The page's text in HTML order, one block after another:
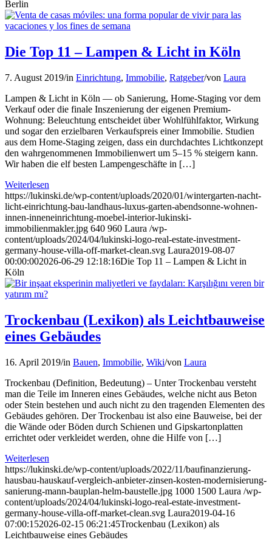
Berlin
Die Top 11 – Lampen & Licht in Köln
7. August 2019/in Einrichtung, Immobilie, Ratgeber/von Laura
Lampen & Licht in Köln — ob Sanierung, Home-Staging vor dem
Verkauf oder die finale Inszenierung der eigenen Premium-
Wohnung: Beleuchtung entscheidet über Wohlfühlfaktor, Wirkung
und sogar den erzielbaren Verkaufspreis einer Immobilie. Studien
aus dem Home-Staging zeigen, dass ein durchdachtes Lichtkonzept
den wahrgenommenen Immobilienwert um 5–15 % steigern kann.
Wir haben die elf besten Lampengeschäfte in […]
Weiterlesen
https://lukinski.de/wp-content/uploads/2020/01/wintergarten-nacht-
licht-einrichtung-bau-landhaus-luxus-garten-abendsonne-wohnen-
innen-inneneinrichtung-moebel-interior-lukinski-
immobilienmakler.jpg 640 960 Laura /wp-
content/uploads/2024/04/lukinski-logo-real-estate-investment-
germany-house-villa-off-market-clean.svg Laura2019-08-07
00:00:002026-06-29 12:18:16Die Top 11 – Lampen & Licht in
Köln
Trockenbau (Lexikon) als Leichtbauweise
eines Gebäudes
16. April 2019/in Bauen, Immobilie, Wiki/von Laura
Trockenbau (Definition, Bedeutung) – Unter Trockenbau versteht
man die Teile im Inneren eines Gebäudes, welche nicht aus Beton
oder Stein bestehen und auch nicht zu den tragenden Elementen des
Gebäudes gehören. Der Trockenbau ist also eine Bauweise, bei der
die Wände oder Böden durch Schienen und Gipskartonplatten
errichtet oder verkleidet werden, ohne die Hilfe von […]
Weiterlesen
https://lukinski.de/wp-content/uploads/2022/11/baufinanzierung-
hausbau-hauskauf-vergleich-anbieter-zinsen-kosten-modernisierung-
sanierung-mann-bauplan-helm-baustelle.jpg 1000 1500 Laura /wp-
content/uploads/2024/04/lukinski-logo-real-estate-investment-
germany-house-villa-off-market-clean.svg Laura2019-04-16
07:00:152026-02-15 06:21:45Trockenbau (Lexikon) als
Leichtbauweise eines Gebäudes